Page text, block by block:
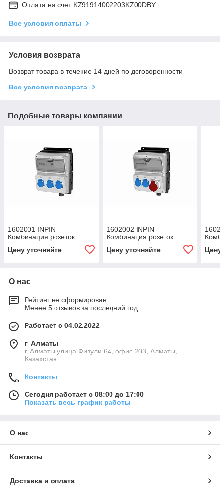
Оплата на счет KZ91914002203KZ00DBY
Все условия оплаты
Условия возврата
Возврат товара в течение 14 дней по договоренности
Все условия возврата
Подобные товары компании
1602001 INPIN
Комбинация розеток
Цену уточняйте
1602002 INPIN
Комбинация розеток
Цену уточняйте
О нас
Рейтинг не сформирован
Менее 5 отзывов за последний год
Работает с 04.02.2022
г. Алматы
г. Алматы улица Физули 64, офис 203, Алматы,
Казахстан
Контакты
Сегодня работает с 08:00 до 17:00
Показать весь график работы
О нас
Контакты
Доставка и оплата